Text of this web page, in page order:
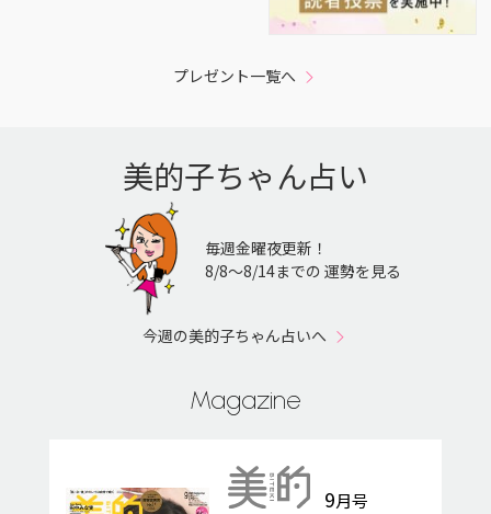
プレゼント一覧へ
美的子ちゃん占い
毎週金曜夜更新！
8/8〜8/14までの 運勢を見る
今週の美的子ちゃん占いへ
Magazine
9月号